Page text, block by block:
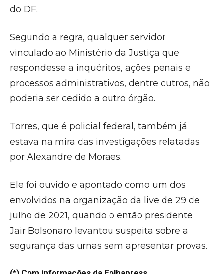
do DF.
Segundo a regra, qualquer servidor
vinculado ao Ministério da Justiça que
respondesse a inquéritos, ações penais e
processos administrativos, dentre outros, não
poderia ser cedido a outro órgão.
Torres, que é policial federal, também já
estava na mira das investigações relatadas
por Alexandre de Moraes.
Ele foi ouvido e apontado como um dos
envolvidos na organização da live de 29 de
julho de 2021, quando o então presidente
Jair Bolsonaro levantou suspeita sobre a
segurança das urnas sem apresentar provas.